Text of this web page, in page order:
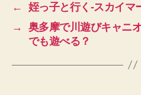
←
姪っ子と行く-スカイマ
→
奥多摩で川遊びキャニ
でも遊べる？